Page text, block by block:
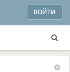
ВОЙТИ